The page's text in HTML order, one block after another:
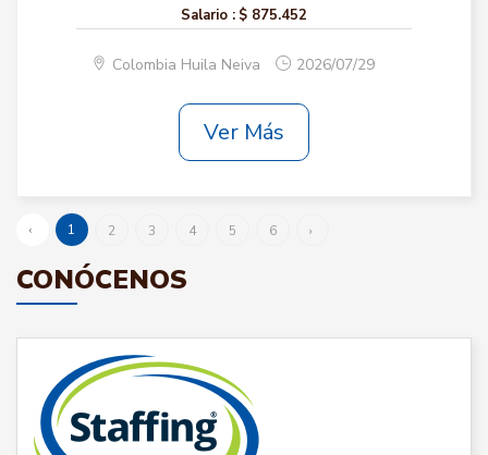
Salario : $ 875.452
Colombia Huila Neiva 2026/07/29
Ver Más
‹ 1 2 3 4 5 6 ›
CONÓCENOS